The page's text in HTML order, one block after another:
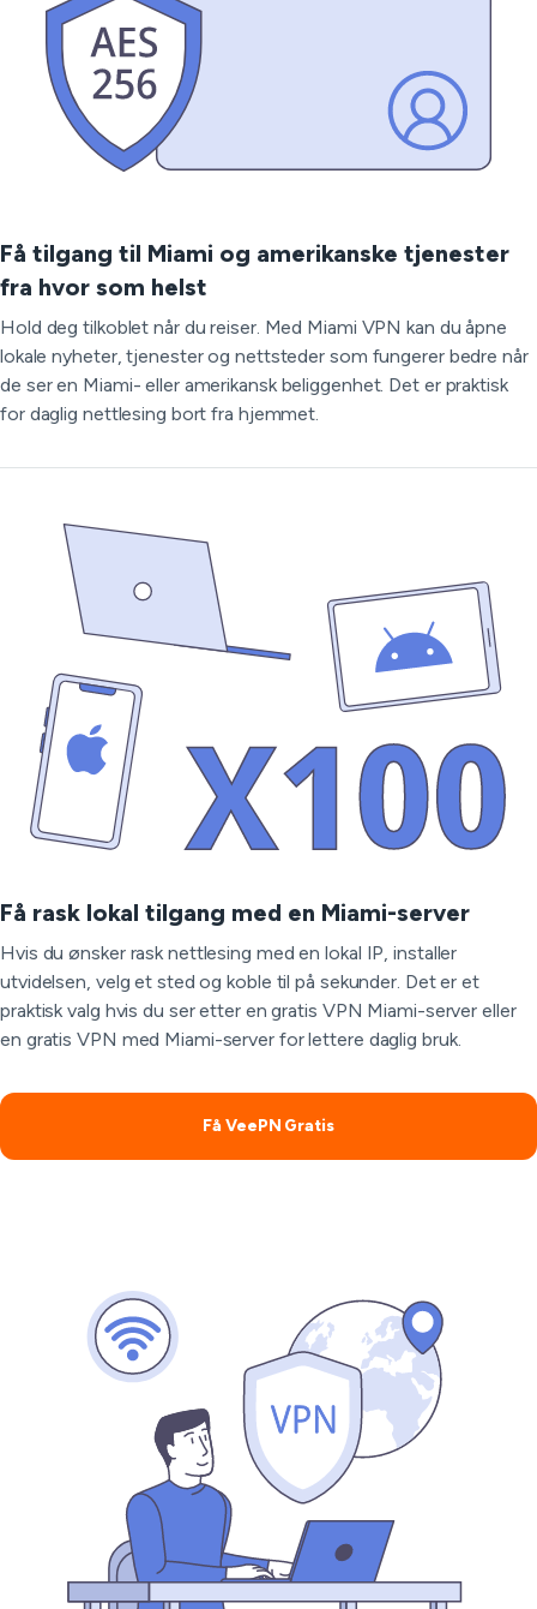
Få tilgang til Miami og amerikanske tjenester
fra hvor som helst
Hold deg tilkoblet når du reiser. Med Miami VPN kan du åpne
lokale nyheter, tjenester og nettsteder som fungerer bedre når
de ser en Miami- eller amerikansk beliggenhet. Det er praktisk
for daglig nettlesing bort fra hjemmet.
Få rask lokal tilgang med en Miami-server
Hvis du ønsker rask nettlesing med en lokal IP, installer
utvidelsen, velg et sted og koble til på sekunder. Det er et
praktisk valg hvis du ser etter en gratis VPN Miami-server eller
en gratis VPN med Miami-server for lettere daglig bruk.
Få VeePN Gratis